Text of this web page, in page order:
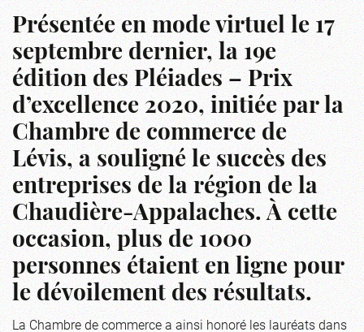
Présentée en mode virtuel le 17
septembre dernier, la 19e
édition des Pléiades – Prix
d’excellence 2020, initiée par la
Chambre de commerce de
Lévis, a souligné le succès des
entreprises de la région de la
Chaudière-Appalaches. À cette
occasion, plus de 1000
personnes étaient en ligne pour
le dévoilement des résultats.
La Chambre de commerce a ainsi honoré les lauréats dans